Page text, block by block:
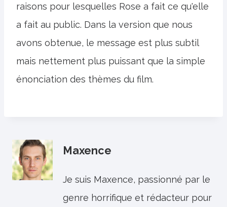
raisons pour lesquelles Rose a fait ce qu'elle
a fait au public. Dans la version que nous
avons obtenue, le message est plus subtil
mais nettement plus puissant que la simple
énonciation des thèmes du film.
Maxence
Je suis Maxence, passionné par le
genre horrifique et rédacteur pour